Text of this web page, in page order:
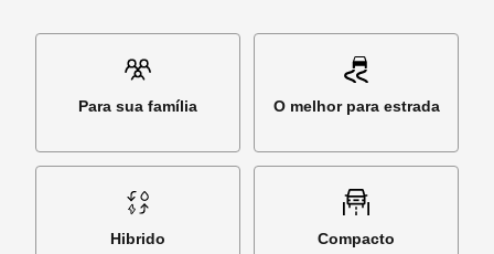
Para sua família O melhor para estrada
Hibrido Compacto